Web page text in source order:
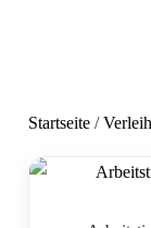
Startseite /Verleih